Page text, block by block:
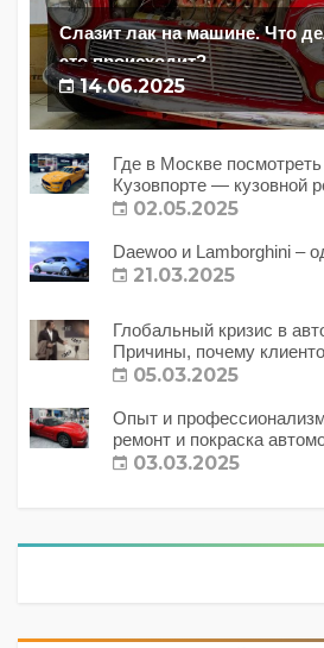
Слазит лак на машине. Что
это происходит?
14.06.2025
Где в Москве
Кузовпорте — кузовной
02.05.2025
Daewoo и Lamborghini –
21.03.2025
Глобальный кризис в
Причины, почему
с этим делать?
05.03.2025
Опыт и
ремонт и покраска
03.03.2025